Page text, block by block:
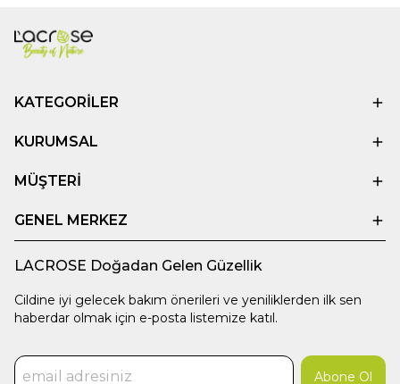
KATEGORİLER
KURUMSAL
MÜŞTERİ
GENEL MERKEZ
LACROSE Doğadan Gelen Güzellik
Cildine iyi gelecek bakım önerileri ve yeniliklerden ilk sen
haberdar olmak için e-posta listemize katıl.
Abone Ol